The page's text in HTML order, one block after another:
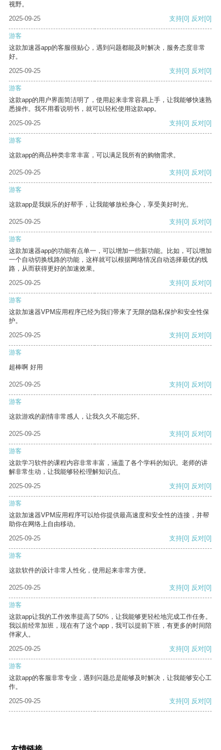
视野。
2025-09-25
支持[0] 反对[0]
游客
这款加速器app的客服很贴心，遇到问题都能及时解决，服务态度非常
好。
2025-09-25
支持[0] 反对[0]
游客
这款app的用户界面简洁明了，使用起来非常容易上手，让我能够快速熟
悉操作。我不用看说明书，就可以轻松使用这款app。
2025-09-25
支持[0] 反对[0]
游客
这款app的商品种类非常丰富，可以满足我所有的购物需求。
2025-09-25 支持[0] 反对[0]
游客
这款app是我娱乐的好帮手，让我能够放松身心，享受美好时光。
2025-09-25 支持[0] 反对[0]
游客
这款加速器app的功能有点单一，可以增加一些新功能。比如，可以增加
一个自动切换线路的功能，这样就可以根据网络情况自动选择最优的线
路，从而获得更好的加速效果。
2025-09-25
支持[0] 反对[0]
游客
这款加速器VPM应用程序已经为我们带来了无限的隐私保护和安全性保
护。
2025-09-25
支持[0] 反对[0]
游客
超棒啊 好用
2025-09-25 支持[0] 反对[0]
游客
这款游戏的剧情非常感人，让我久久不能忘怀。
2025-09-25 支持[0] 反对[0]
游客
这款学习软件的课程内容非常丰富，涵盖了各个学科的知识。老师的讲
解非常生动，让我能够轻松理解知识点。
2025-09-25
支持[0] 反对[0]
游客
这款加速器VPM应用程序可以给你提供最高速度和安全性的连接，并帮
助你在网络上自由移动。
2025-09-25
支持[0] 反对[0]
游客
这款软件的设计非常人性化，使用起来非常方便。
2025-09-25 支持[0] 反对[0]
游客
这款app让我的工作效率提高了50%，让我能够更轻松地完成工作任务。
我以前经常加班，现在有了这个app，我可以提前下班，有更多的时间陪
伴家人。
2025-09-25
支持[0] 反对[0]
游客
这款app的客服非常专业，遇到问题总是能够及时解决，让我能够安心工
作。
2025-09-25
支持[0] 反对[0]